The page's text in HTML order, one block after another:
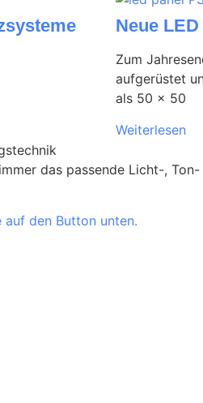
Neue
Zum
aufgerüstet
als 50 x 50
Weiterlesen
das passende Licht-,
den Button unten.